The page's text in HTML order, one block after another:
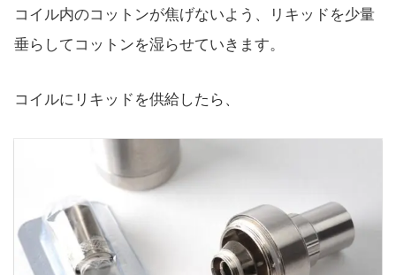
コイル内のコットンが焦げないよう、リキッドを少量
垂らしてコットンを湿らせていきます。
コイルにリキッドを供給したら、